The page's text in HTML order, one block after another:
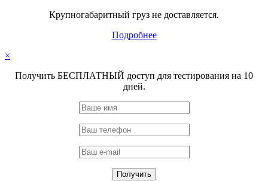
Крупногабаритный груз не доставляется.
Подробнее
×
Получить БЕСПЛАТНЫЙ доступ для тестирования на 10
дней.